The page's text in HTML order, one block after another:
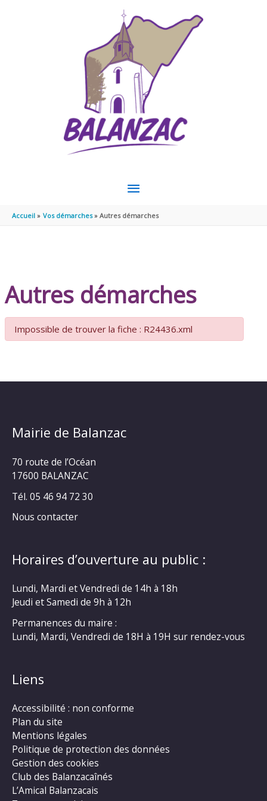
MENU
PRINCIPAL
Accueil Vos démarches Autres démarches
Autres démarches
Impossible de trouver la fiche : R24436.xml
Mairie de Balanzac
70 route de l’Océan
17600 BALANZAC
Tél. 05 46 94 72 30
Nous contacter
Horaires d’ouverture au public :
Lundi, Mardi et Vendredi de 14h à 18h
Jeudi et Samedi de 9h à 12h
Permanences du maire :
Lundi, Mardi, Vendredi de 18H à 19H sur rendez-vous
Liens
Accessibilité : non conforme
Plan du site
Mentions légales
Politique de protection des données
Gestion des cookies
Club des Balanzacaînés
L’Amical Balanzacais